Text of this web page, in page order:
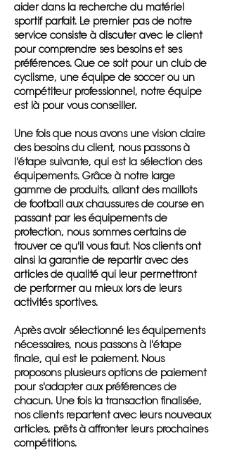
aider dans la recherche du matériel
sportif parfait. Le premier pas de notre
service consiste à discuter avec le client
pour comprendre ses besoins et ses
préférences. Que ce soit pour un club de
cyclisme, une équipe de soccer ou un
compétiteur professionnel, notre équipe
est là pour vous conseiller.
Une fois que nous avons une vision claire
des besoins du client, nous passons à
l'étape suivante, qui est la sélection des
équipements. Grâce à notre large
gamme de produits, allant des maillots
de football aux chaussures de course en
passant par les équipements de
protection, nous sommes certains de
trouver ce qu'il vous faut. Nos clients ont
ainsi la garantie de repartir avec des
articles de qualité qui leur permettront
de performer au mieux lors de leurs
activités sportives.
Après avoir sélectionné les équipements
nécessaires, nous passons à l'étape
finale, qui est le paiement. Nous
proposons plusieurs options de paiement
pour s'adapter aux préférences de
chacun. Une fois la transaction finalisée,
nos clients repartent avec leurs nouveaux
articles, prêts à affronter leurs prochaines
compétitions.